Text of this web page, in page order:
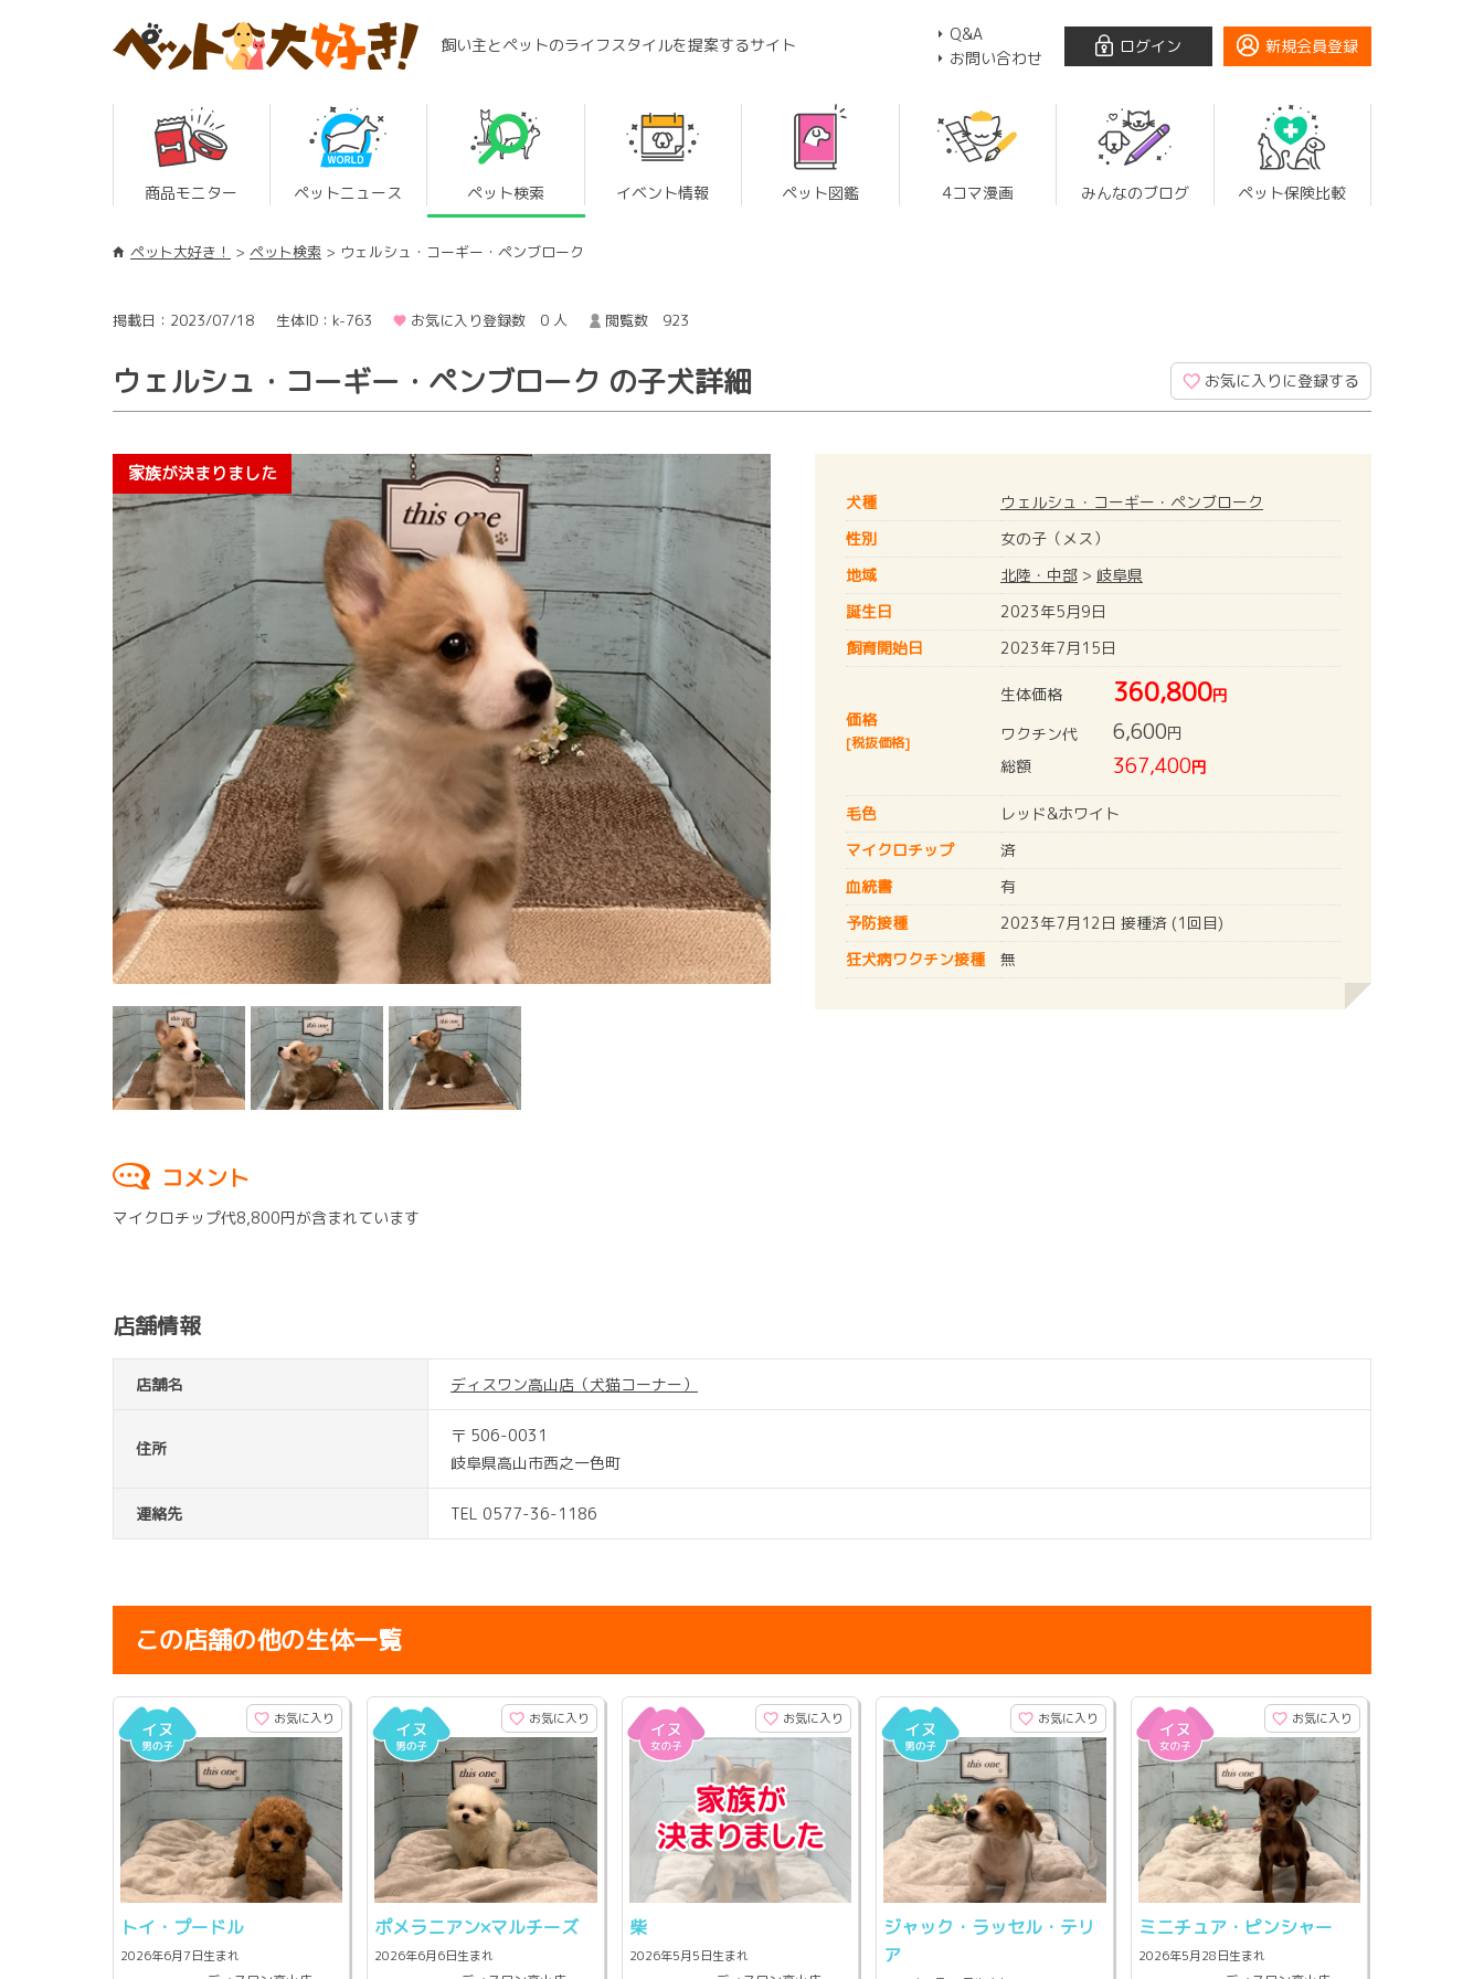
飼い主とペットのライフスタイルを提案するサイト
Q&A
お問い合わせ
ログイン 新規会員登録
商品モニター ペットニュース ペット検索 イベント情報 ペット図鑑 4コマ漫画 みんなのブログ ペット保険比較
ペット大好き！ ペット検索 ウェルシュ・コーギー・ペンブローク
掲載日：2023/07/18 生体ID：k-763 お気に入り登録数 0 人 閲覧数 923
ウェルシュ・コーギー・ペンブローク の子犬詳細 お気に入りに登録する
犬種
ウェルシュ・コーギー・ペンブローク
性別
女の子（メス）
地域
北陸・中部 > 岐阜県
誕生日
2023年5月9日
飼育開始日
2023年7月15日
価格
[税抜価格]
生体価格 360,800円
ワクチン代
6,600円
総額
367,400円
毛色
レッド&ホワイト
マイクロチップ
済
血統書
有
予防接種
2023年7月12日 接種済 (1回目)
狂犬病ワクチン接種 無
コメント
マイクロチップ代8,800円が含まれています
店舗情報
店舗名 ディスワン高山店（犬猫コーナー）
住所
〒 506-0031
岐阜県高山市西之一色町
連絡先 TEL 0577-36-1186
この店舗の他の生体一覧
お気に入り
トイ・プードル
2026年6月7日生まれ
お気に入り
ポメラニアン×マルチーズ
2026年6月6日生まれ
お気に入り
柴
2026年5月5日生まれ
お気に入り
ジャック・ラッセル・テリ
ア
お気に入り
ミニチュア・ピンシャー
2026年5月28日生まれ